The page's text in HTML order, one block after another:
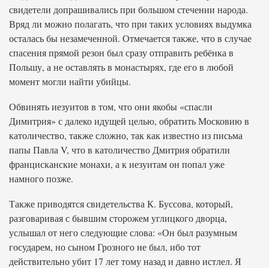
свидетели допрашивались при большом стечении народа.
Вряд ли можно полагать, что при таких условиях выдумка
осталась бы незамеченной. Отмечается также, что в случае
спасения прямой резон был сразу отправить ребёнка в
Польшу, а не оставлять в монастырях, где его в любой
момент могли найти убийцы.
Обвинять иезуитов в том, что они якобы «спасли
Димитрия» с далеко идущей целью, обратить Московию в
католичество, также сложно, так как известно из письма
папы Павла V, что в католичество Дмитрия обратили
францисканские монахи, а к иезуитам он попал уже
намного позже.
Также приводятся свидетельства К. Буссова, который,
разговаривая с бывшим сторожем углицкого дворца,
услышал от него следующие слова: «Он был разумным
государем, но сыном Грозного не был, ибо тот
действительно убит 17 лет тому назад и давно истлел. Я